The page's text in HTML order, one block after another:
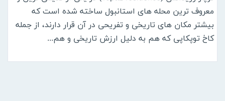
معروف ترین محله های استانبول ساخته شده است که
بیشتر مکان های تاریخی و تفریحی در آن قرار دارند، از جمله
کاخ توپکاپی که هم به دلیل ارزش تاریخی و هم...